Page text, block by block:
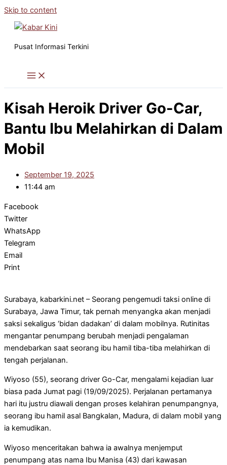
Skip to content
Pusat Informasi Terkini
Kisah Heroik Driver Go-Car,
Bantu Ibu Melahirkan di Dalam
Mobil
September 19, 2025
11:44 am
Facebook
Twitter
WhatsApp
Telegram
Email
Print
Surabaya, kabarkini.net – Seorang pengemudi taksi online di
Surabaya, Jawa Timur, tak pernah menyangka akan menjadi
saksi sekaligus ‘bidan dadakan’ di dalam mobilnya. Rutinitas
mengantar penumpang berubah menjadi pengalaman
mendebarkan saat seorang ibu hamil tiba-tiba melahirkan di
tengah perjalanan.
Wiyoso (55), seorang driver Go-Car, mengalami kejadian luar
biasa pada Jumat pagi (19/09/2025). Perjalanan pertamanya
hari itu justru diawali dengan proses kelahiran penumpangnya,
seorang ibu hamil asal Bangkalan, Madura, di dalam mobil yang
ia kemudikan.
Wiyoso menceritakan bahwa ia awalnya menjemput
penumpang atas nama Ibu Manisa (43) dari kawasan